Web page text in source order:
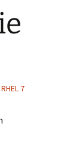
RHEL 7